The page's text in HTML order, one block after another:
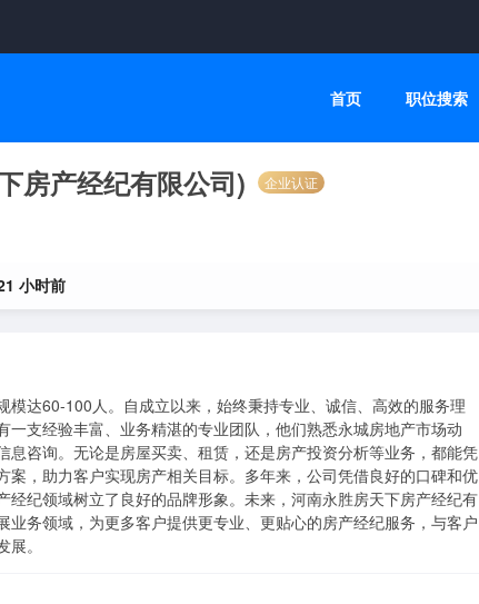
首页 职位搜索
房产经纪有限公司) 企业认证
小时前
达60-100人。自成立以来，始终秉持专业、诚信、高效的服务理
支经验丰富、业务精湛的专业团队，他们熟悉永城房地产市场动
咨询。无论是房屋买卖、租赁，还是房产投资分析等业务，都能凭
，助力客户实现房产相关目标。多年来，公司凭借良好的口碑和优
纪领域树立了良好的品牌形象。未来，河南永胜房天下房产经纪有
务领域，为更多客户提供更专业、更贴心的房产经纪服务，与客户
。